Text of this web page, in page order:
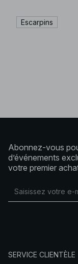
Escarpins
Abonnez-vous
d’événements
votre premier
SERVICE CLIENTÈLE